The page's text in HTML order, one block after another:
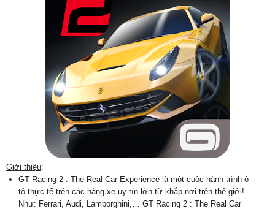
Giới thiệu:
GT Racing 2 : The Real Car Experience là một cuộc hành trình ô
tô thực tế trên các hãng xe uy tín lớn từ khắp nơi trên thế giới!
Như: Ferrari, Audi, Lamborghini,… GT Racing 2 : The Real Car